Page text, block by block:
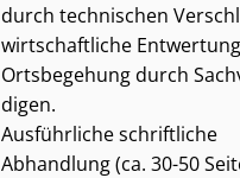
durch technischen
wirtschaftliche
Ortsbegehung durch
di­gen.
Ausführliche schriftliche
Abhandlung (ca. 30-50